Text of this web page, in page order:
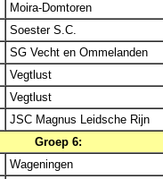
Moira-Domtoren
Soester S.C.
SG Vecht en Ommelanden
Vegtlust
Vegtlust
JSC Magnus Leidsche Rijn
Groep 6:
Wageningen